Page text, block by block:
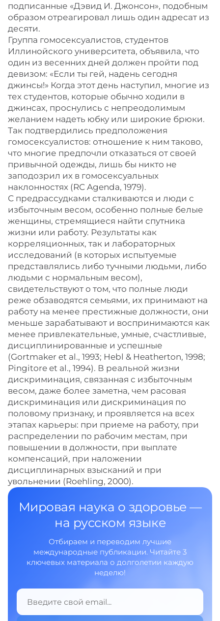
подписанные «Дэвид И. Джонсон», подобным
образом отреагировал лишь один адресат из
десяти.
Группа гомосексуалистов, студентов
Иллинойского университета, объявила, что
один из весенних дней должен пройти под
девизом: «Если ты гей, надень сегодня
джинсы!» Когда этот день наступил, многие из
тех студентов, которые обычно ходили в
джинсах, проснулись с непреодолимым
желанием надеть юбку или широкие брюки.
Так подтвердились предположения
гомосексуалистов: отношение к ним таково,
что многие предпочли отказаться от своей
привычной одежды, лишь бы никто не
заподозрил их в гомосексуальных
наклонностях (RC Agenda, 1979).
С предрассудками сталкиваются и люди с
избыточным весом, особенно полные белые
женщины, стремящиеся найти спутника
жизни или работу. Результаты как
корреляционных, так и лабораторных
исследований (в которых испытуемые
представлялись либо тучными людьми, либо
людьми с нормальным весом),
свидетельствуют о том, что полные люди
реже обзаводятся семьями, их принимают на
работу на менее престижные должности, они
меньше зарабатывают и воспринимаются как
менее привлекательные, умные, счастливые,
дисциплинированные и успешные
(Gortmaker et al., 1993; Hebl & Heatherton, 1998;
Pingitore et al., 1994). В реальной жизни
дискриминация, связанная с избыточным
весом, даже более заметна, чем расовая
дискриминация или дискриминация по
половому признаку, и проявляется на всех
этапах карьеры: при приеме на работу, при
распределении по рабочим местам, при
повышении в должности, при выплате
компенсаций, при наложении
дисциплинарных взысканий и при
увольнении (Roehling, 2000).
Мировая наука о здоровье —
на русском языке
Отбираем и переводим лучшие
международные публикации. Читайте 3
ключевых материала о долголетии каждую
неделю!